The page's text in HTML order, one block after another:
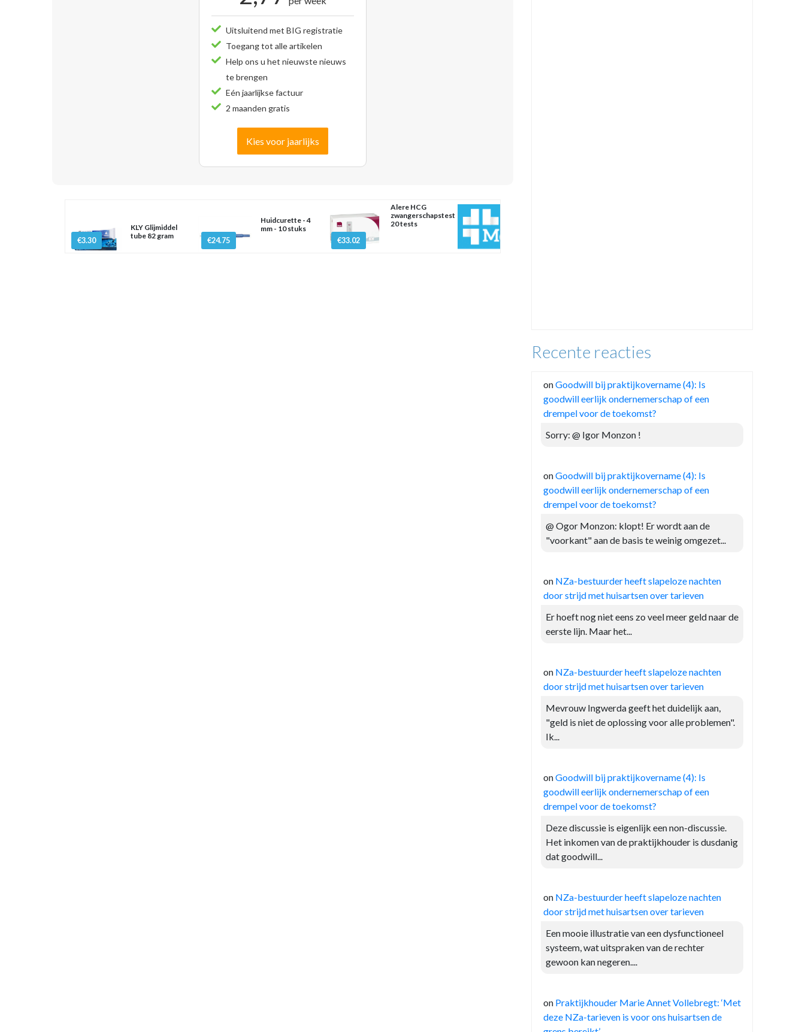
Uitsluitend met BIG registratie
Toegang tot alle artikelen
Help ons u het nieuwste nieuws
te brengen
Eén jaarlijkse factuur
2 maanden gratis
Kies voor jaarlijks
€3.30
KLY Glijmiddel
tube 82 gram
€24.75
Huidcurette - 4
mm - 10 stuks
€33.02
Alere HCG
zwangerschapstest
20 tests
Recente reacties
onGoodwill bij praktijkovername (4): Is
goodwill eerlijk ondernemerschap of een
drempel voor de toekomst?
Sorry: @ Igor Monzon !
onGoodwill bij praktijkovername (4): Is
goodwill eerlijk ondernemerschap of een
drempel voor de toekomst?
@ Ogor Monzon: klopt! Er wordt aan de
"voorkant" aan de basis te weinig omgezet...
on NZa-bestuurder heeft slapeloze nachten
door strijd met huisartsen over tarieven
Er hoeft nog niet eens zo veel meer geld naar de
eerste lijn. Maar het...
on NZa-bestuurder heeft slapeloze nachten
door strijd met huisartsen over tarieven
Mevrouw Ingwerda geeft het duidelijk aan,
"geld is niet de oplossing voor alle problemen".
Ik...
onGoodwill bij praktijkovername (4): Is
goodwill eerlijk ondernemerschap of een
drempel voor de toekomst?
Deze discussie is eigenlijk een non-discussie.
Het inkomen van de praktijkhouder is dusdanig
dat goodwill...
on NZa-bestuurder heeft slapeloze nachten
door strijd met huisartsen over tarieven
Een mooie illustratie van een dysfunctioneel
systeem, wat uitspraken van de rechter
gewoon kan negeren....
on Praktijkhouder Marie Annet Vollebregt: ‘Met
deze NZa-tarieven is voor ons huisartsen de